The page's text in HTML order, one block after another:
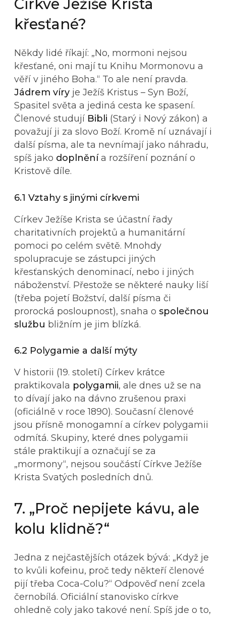
Církve Ježíše Krista
křesťané?
Někdy lidé říkají: „No, mormoni nejsou
křesťané, oni mají tu Knihu Mormonovu a
věří v jiného Boha.“ To ale není pravda.
Jádrem víry je Ježíš Kristus – Syn Boží,
Spasitel světa a jediná cesta ke spasení.
Členové studují Bibli (Starý i Nový zákon) a
považují ji za slovo Boží. Kromě ní uznávají i
další písma, ale ta nevnímají jako náhradu,
spíš jako doplněnía rozšíření poznání o
Kristově díle.
6.1 Vztahy s jinými církvemi
Církev Ježíše Krista se účastní řady
charitativních projektů a humanitární
pomoci po celém světě. Mnohdy
spolupracuje se zástupci jiných
křesťanských denominací, nebo i jiných
náboženství. Přestože se některé nauky liší
(třeba pojetí Božství, další písma či
prorocká posloupnost), snaha o společnou
službu bližním je jim blízká.
6.2 Polygamie a další mýty
V historii (19. století) Církev krátce
praktikovala polygamii, ale dnes už se na
to dívají jako na dávno zrušenou praxi
(oficiálně v roce 1890). Současní členové
jsou přísně monogamní a církev polygamii
odmítá. Skupiny, které dnes polygamii
stále praktikují a označují se za
„mormony“, nejsou součástí Církve Ježíše
Krista Svatých posledních dnů.
7. „Proč nepijete kávu, ale
kolu klidně?“
Jedna z nejčastějších otázek bývá: „Když je
to kvůli kofeinu, proč tedy někteří členové
pijí třeba Coca-Colu?“ Odpověď není zcela
černobílá. Oficiální stanovisko církve
ohledně coly jako takové není. Spíš jde o to,